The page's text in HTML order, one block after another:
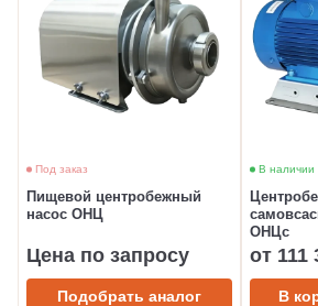
Под заказ
Пищевой центробежный
насос ОНЦ
Цена по запросу
Подобрать аналог
В наличии
ОНЦс
от 111
В